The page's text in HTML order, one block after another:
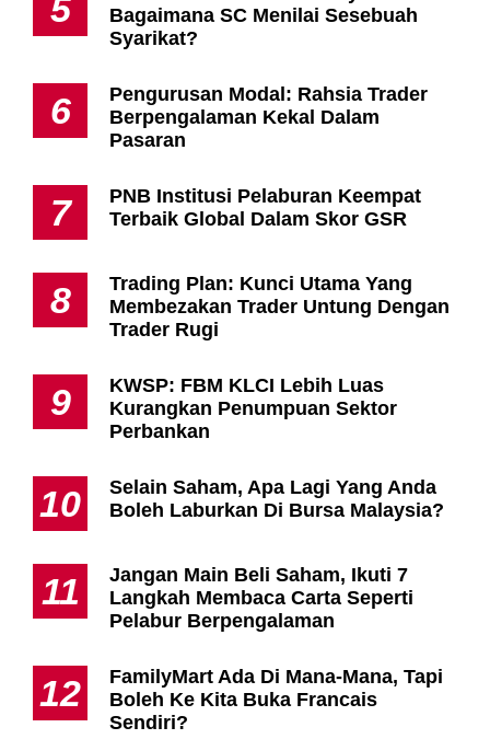
5
Bagaimana SC Menilai Sesebuah
Syarikat?
6
Pengurusan Modal: Rahsia Trader
Berpengalaman Kekal Dalam
Pasaran
7
PNB Institusi Pelaburan Keempat
Terbaik Global Dalam Skor GSR
8
Trading Plan: Kunci Utama Yang
Membezakan Trader Untung Dengan
Trader Rugi
9
KWSP: FBM KLCI Lebih Luas
Kurangkan Penumpuan Sektor
Perbankan
10
Selain Saham, Apa Lagi Yang Anda
Boleh Laburkan Di Bursa Malaysia?
11
Jangan Main Beli Saham, Ikuti 7
Langkah Membaca Carta Seperti
Pelabur Berpengalaman
12
FamilyMart Ada Di Mana-Mana, Tapi
Boleh Ke Kita Buka Francais
Sendiri?